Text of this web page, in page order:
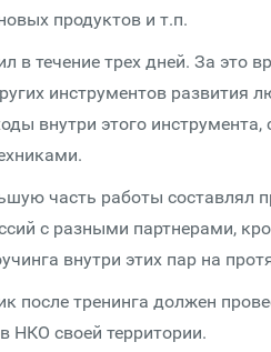
продуктов и т.п.
в течение трех дней. За это
инструментов развития
внутри этого
часть работы составлял
с разными партнерами,
внутри этих пар на
после тренинга должен
НКО своей территории.